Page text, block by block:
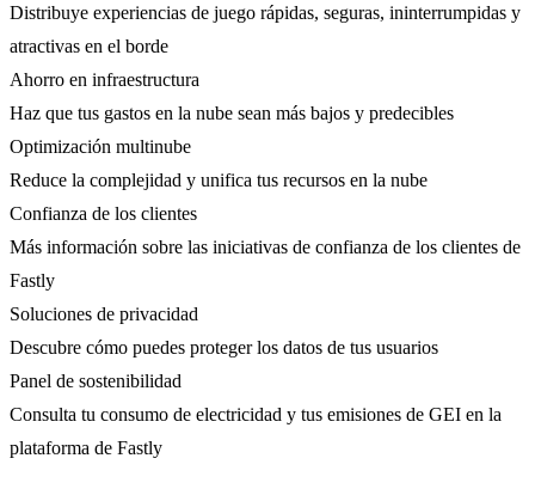
Distribuye experiencias de juego rápidas, seguras, ininterrumpidas y
atractivas en el borde
Ahorro en infraestructura
Haz que tus gastos en la nube sean más bajos y predecibles
Optimización multinube
Reduce la complejidad y unifica tus recursos en la nube
Confianza de los clientes
Más información sobre las iniciativas de confianza de los clientes de
Fastly
Soluciones de privacidad
Descubre cómo puedes proteger los datos de tus usuarios
Panel de sostenibilidad
Consulta tu consumo de electricidad y tus emisiones de GEI en la
plataforma de Fastly